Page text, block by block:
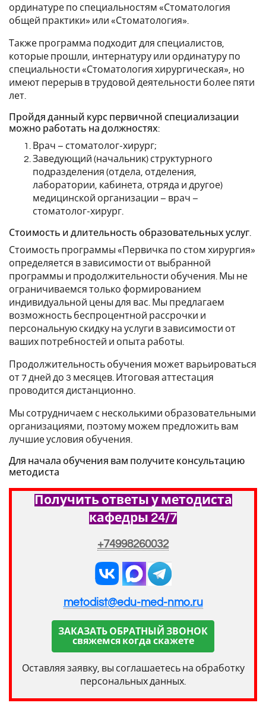
ординатуре по специальностям «Стоматология
общей практики» или «Стоматология».
Также программа подходит для специалистов,
которые прошли, интернатуру или ординатуру по
специальности «Стоматология хирургическая», но
имеют перерыв в трудовой деятельности более пяти
лет.
Пройдя данный курс первичной специализации
можно работать на должностях:
Врач – стоматолог-хирург;
Заведующий (начальник) структурного
подразделения (отдела, отделения,
лаборатории, кабинета, отряда и другое)
медицинской организации – врач –
стоматолог-хирург.
Стоимость и длительность образовательных услуг.
Стоимость программы «Первичка по стом хирургия»
определяется в зависимости от выбранной
программы и продолжительности обучения. Мы не
ограничиваемся только формированием
индивидуальной цены для вас. Мы предлагаем
возможность беспроцентной рассрочки и
персональную скидку на услуги в зависимости от
ваших потребностей и опыта работы.
Продолжительность обучения может варьироваться
от 7 дней до 3 месяцев. Итоговая аттестация
проводится дистанционно.
Мы сотрудничаем с несколькими образовательными
организациями, поэтому можем предложить вам
лучшие условия обучения.
Для начала обучения вам получите консультацию
методиста
Получить ответы у методиста
кафедры 24/7
+74998260032
metodist@edu-med-nmo.ru
ЗАКАЗАТЬ ОБРАТНЫЙ ЗВОНОК
свяжемся когда скажете
Оставляя заявку, вы соглашаетесь на обработку
персональных данных.